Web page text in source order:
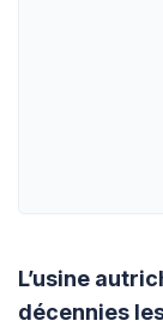
L’usine
décennies